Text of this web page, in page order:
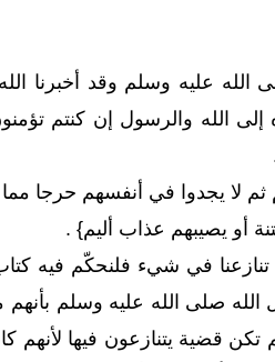
عليه وسلم وقد أخبرنا
الله والرسول إن كنتم
لا يجدوا في أنفسهم حرجا
أو يصيبهم عذاب أليم} .
تنازعنا في شيء فلنحكّم فيه
صلى الله عليه وسلم
قضية يتنازعون فيها لأنهم